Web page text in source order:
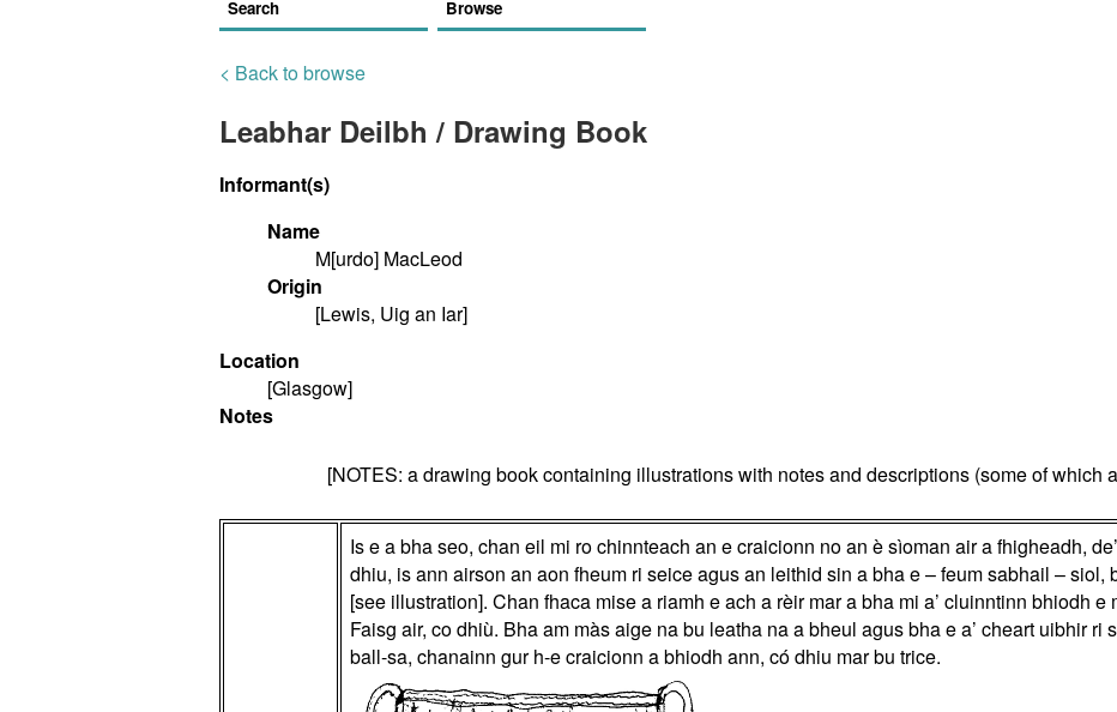
Search Browse
< Back to browse
Leabhar Deilbh / Drawing Book
Informant(s)
Name
M[urdo] MacLeod
Origin
[Lewis, Uig an Iar]
Location
[Glasgow]
Notes
[NOTES: a drawing book containing illustrations with notes and descriptions (some of which
Is e a bha seo, chan eil mi ro chinnteach an e craicionn no an è sìoman air a fhigheadh,
dhiu, is ann airson an aon fheum ri seice agus an leithid sin a bha e – feum sabhail – siol,
[see illustration]. Chan fhaca mise a riamh e ach a rèir mar a bha mi a’ cluinntinn bhiodh e
Faisg air, co dhiù. Bha am màs aige na bu leatha na a bheul agus bha e a’ cheart uibhir ri
ball-sa, chanainn gur h-e craicionn a bhiodh ann, có dhiu mar bu trice.